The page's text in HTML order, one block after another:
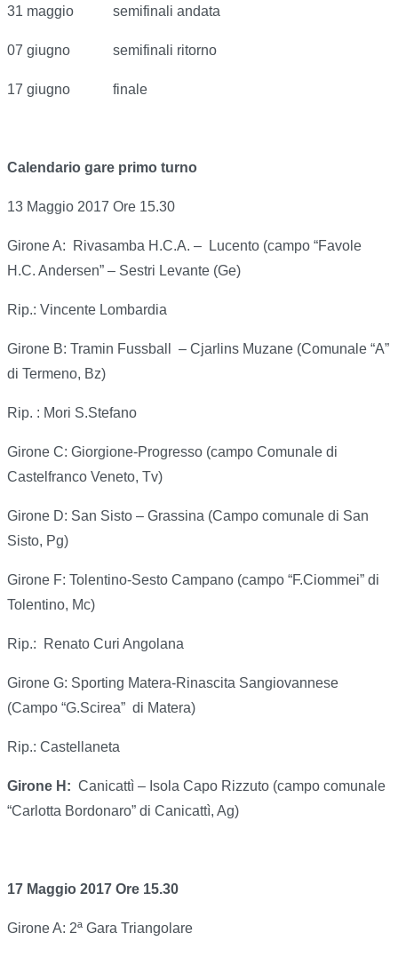
31 maggio semifinali andata
07 giugno semifinali ritorno
17 giugno finale
Calendario gare primo turno
13 Maggio 2017 Ore 15.30
Girone A: Rivasamba H.C.A. – Lucento (campo “Favole
H.C. Andersen” – Sestri Levante (Ge)
Rip.: Vincente Lombardia
Girone B: Tramin Fussball – Cjarlins Muzane (Comunale “A”
di Termeno, Bz)
Rip. : Mori S.Stefano
Girone C: Giorgione-Progresso (campo Comunale di
Castelfranco Veneto, Tv)
Girone D: San Sisto – Grassina (Campo comunale di San
Sisto, Pg)
Girone F: Tolentino-Sesto Campano (campo “F.Ciommei” di
Tolentino, Mc)
Rip.: Renato Curi Angolana
Girone G: Sporting Matera-Rinascita Sangiovannese
(Campo “G.Scirea” di Matera)
Rip.: Castellaneta
Girone H: Canicattì – Isola Capo Rizzuto (campo comunale
“Carlotta Bordonaro” di Canicattì, Ag)
17 Maggio 2017 Ore 15.30
Girone A: 2ª Gara Triangolare